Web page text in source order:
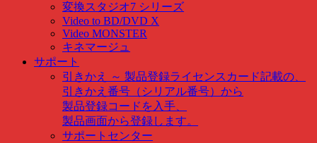
変換スタジオ7 シリーズ
Video to BD/DVD X
Video MONSTER
キネマージュ
サポート
引きかえ ～ 製品登録ライセンスカード記載の、
引きかえ番号（シリアル番号）から
製品登録コードを入手、
製品画面から登録します。
サポートセンター